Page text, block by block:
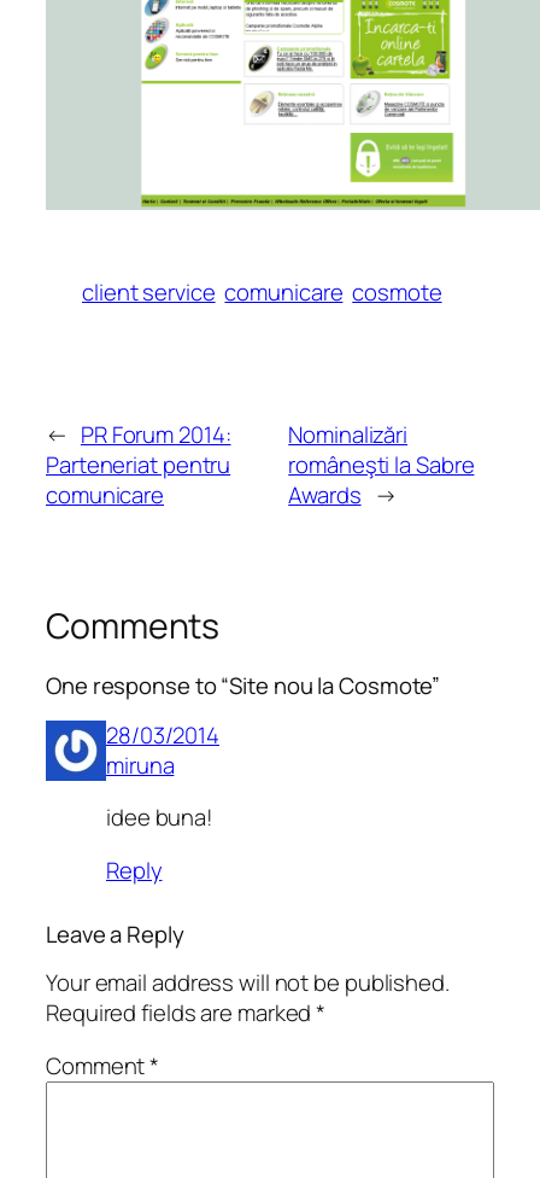
client service comunicare cosmote
← PR Forum 2014:
Parteneriat pentru
comunicare
Nominalizări
româneşti la Sabre
Awards →
Comments
One response to “Site nou la Cosmote”
28/03/2014
miruna
idee buna!
Reply
Leave a Reply
Your email address will not be published.
Required fields are marked*
Comment*